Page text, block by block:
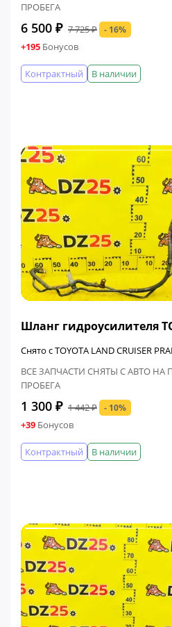
ПРОБЕГА
6 500 ₽ 7 725 ₽ - 16%
+195 Бонусов
В наличии
Контрактный
Шланг гидроусилителя
Снято с TOYOTA LAND CRUISER
ВСЕ ЗАПЧАСТИ СНЯТЫ С АВТО НА
ПРОБЕГА
1 300 ₽ 1 442 ₽ - 10%
+39 Бонусов
В наличии
Контрактный